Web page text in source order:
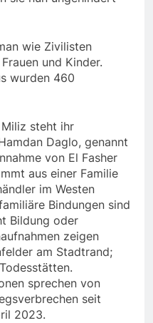
wie Zivilisten
und Kinder.
wurden 460
steht ihr
Daglo, genannt
von El Fasher
aus einer Familie
im Westen
Bindungen sind
Bildung oder
zeigen
am Stadtrand;
sprechen von
seit
2023.